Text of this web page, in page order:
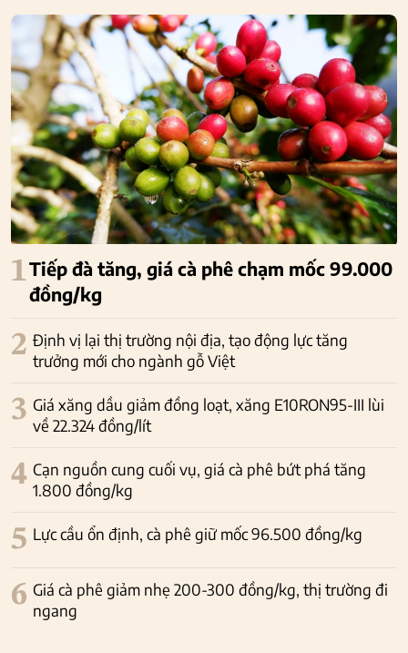
1Tiếp đà tăng, giá cà phê chạm mốc 99.000
đồng/kg
2 Định vị lại thị trường nội địa, tạo động lực tăng
trưởng mới cho ngành gỗ Việt
3 Giá xăng dầu giảm đồng loạt, xăng E10RON95-III lùi
về 22.324 đồng/lít
4 Cạn nguồn cung cuối vụ, giá cà phê bứt phá tăng
1.800 đồng/kg
5 Lực cầu ổn định, cà phê giữ mốc 96.500 đồng/kg
6 Giá cà phê giảm nhẹ 200-300 đồng/kg, thị trường đi
ngang